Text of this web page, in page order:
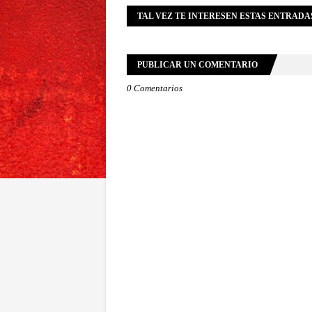
TAL VEZ TE INTERESEN ESTAS
PUBLICAR UN COMENTARIO
0 Comentarios